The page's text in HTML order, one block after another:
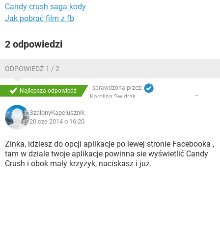
Candy crush saga kody
Jak pobrać film z fb
2 odpowiedzi
ODPOWIEDŹ 1 / 2
Najlepsza odpowiedź
sprawdzona przez:
Karolina Świdrak
SzalonyKapelusznik
20 cze 2014 o 16:20
Zinka, idziesz do opcji aplikacje po lewej stronie Facebooka ,
tam w dziale twoje aplikacje powinna sie wyświetlić Candy
Crush i obok mały krzyżyk, naciskasz i już.